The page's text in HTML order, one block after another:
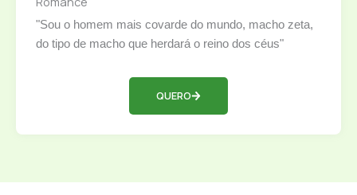
"Sou o homem mais covarde do mundo, macho zeta,
do tipo de macho que herdará o reino dos céus"
QUERO